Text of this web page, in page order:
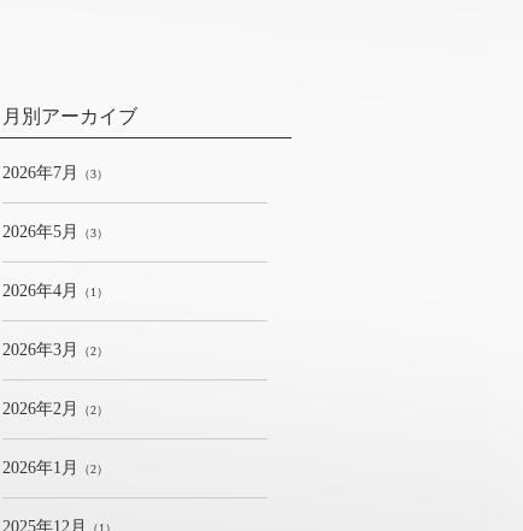
月別アーカイブ
2026年7月 （3）
2026年5月 （3）
2026年4月 （1）
2026年3月 （2）
2026年2月 （2）
2026年1月 （2）
2025年12月 （1）